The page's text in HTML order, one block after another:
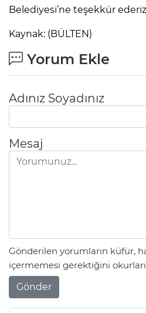
Belediyesi’ne teşekkür
Kaynak: (BÜLTEN)
Yorum Ekle
Adınız Soyadınız
Mesaj
Gönderilen yorumların küfür,
içermemesi gerektiğini
Gönder